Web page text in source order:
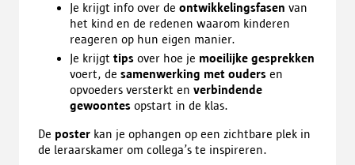
Je krijgt info over de ontwikkelingsfasen van
het kind en de redenen waarom kinderen
reageren op hun eigen manier.
Je krijgt tips over hoe je moeilijke gesprekken
voert, de samenwerking met ouders en
opvoeders versterkt en verbindende
gewoontes opstart in de klas.
De poster kan je ophangen op een zichtbare plek in
de leraarskamer om collega’s te inspireren.